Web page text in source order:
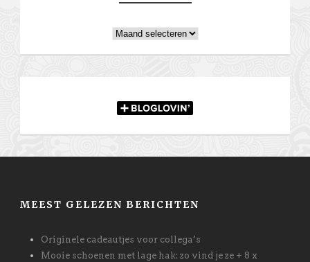
Archieven
MEEST GELEZEN BERICHTEN
Originele cadeautjes voor collega’s
Mooie schoenen met lage hak: zo vind je ze + 8 x